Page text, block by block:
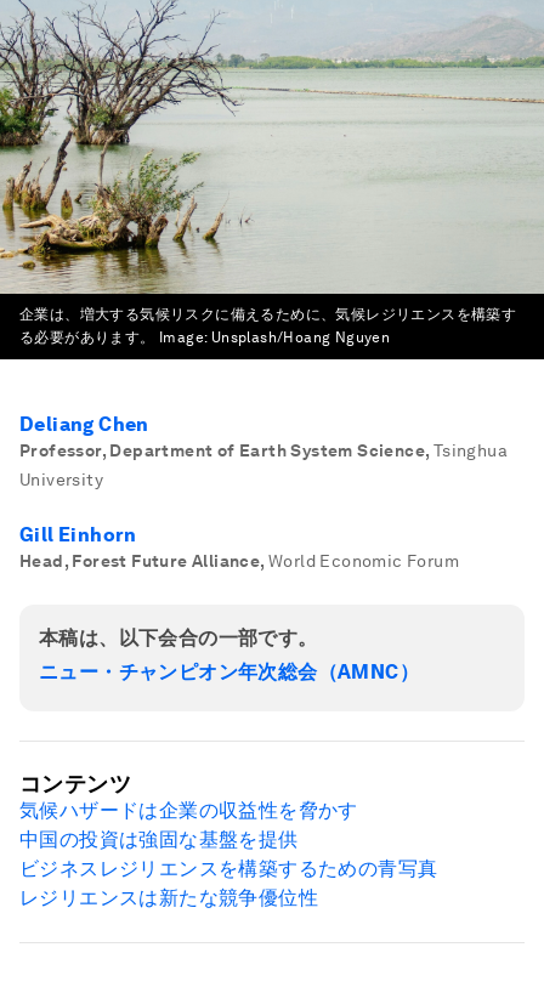
企業は、増大する気候リスクに備えるために、気候レジリエンスを構築す
る必要があります。
Image: Unsplash/Hoang Nguyen
Deliang Chen
Professor, Department of Earth System Science, Tsinghua
University
Gill Einhorn
Head, Forest Future Alliance, World Economic Forum
本稿は、以下会合の一部です。
ニュー・チャンピオン年次総会（AMNC）
コンテンツ
気候ハザードは企業の収益性を脅かす
中国の投資は強固な基盤を提供
ビジネスレジリエンスを構築するための青写真
レジリエンスは新たな競争優位性